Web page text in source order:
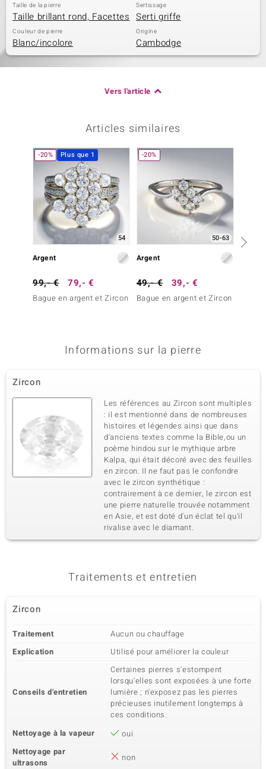
Taille de la pierre
Taille brillant rond, Facettes
Sertissage
Serti griffe
Couleur de pierre
Blanc/incolore
Origine
Cambodge
Vers l'article
Articles similaires
-20% Plus que 1
54
Argent
99,- € 79,- €
Bague en argent et Zircon
-20%
50-63
Argent
49,- € 39,- €
Bague en argent et Zircon
Informations sur la pierre
Zircon
Les références au Zircon sont multiples
: il est mentionné dans de nombreuses
histoires et légendes ainsi que dans
d'anciens textes comme la Bible,ou un
poème hindou sur le mythique arbre
Kalpa, qui était décoré avec des feuilles
en zircon. Il ne faut pas le confondre
avec le zircon synthétique :
contrairement à ce dernier, le zircon est
une pierre naturelle trouvée notamment
en Asie, et est doté d'un éclat tel qu'il
rivalise avec le diamant.
Traitements et entretien
Zircon
Traitement
Aucun ou chauffage
Explication
Utilisé pour améliorer la couleur
Conseils d'entretien
Certaines pierres s'estompent
lorsqu'elles sont exposées à une forte
lumière ; n'exposez pas les pierres
précieuses inutilement longtemps à
ces conditions.
Nettoyage à la vapeur
oui
Nettoyage par
ultrasons
non